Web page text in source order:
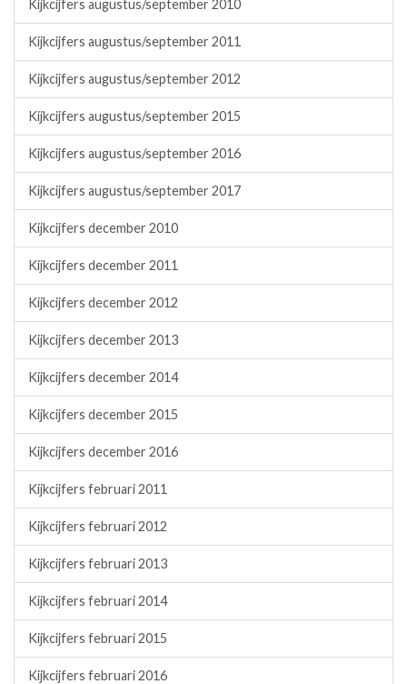
Kijkcijfers augustus/september 2010
Kijkcijfers augustus/september 2011
Kijkcijfers augustus/september 2012
Kijkcijfers augustus/september 2015
Kijkcijfers augustus/september 2016
Kijkcijfers augustus/september 2017
Kijkcijfers december 2010
Kijkcijfers december 2011
Kijkcijfers december 2012
Kijkcijfers december 2013
Kijkcijfers december 2014
Kijkcijfers december 2015
Kijkcijfers december 2016
Kijkcijfers februari 2011
Kijkcijfers februari 2012
Kijkcijfers februari 2013
Kijkcijfers februari 2014
Kijkcijfers februari 2015
Kijkcijfers februari 2016